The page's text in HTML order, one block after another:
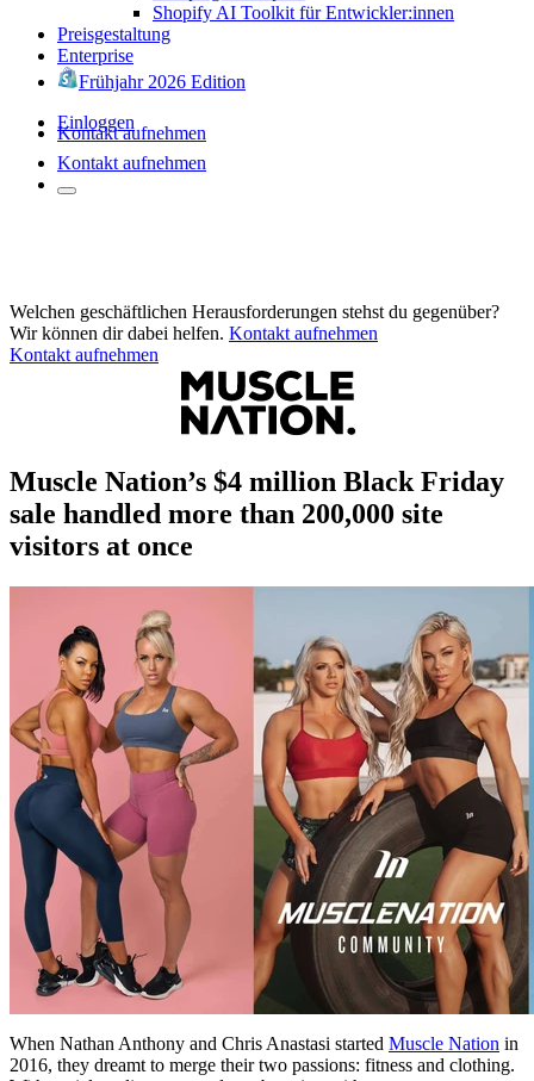
Shopify AI Toolkit für Entwickler:innen
Preisgestaltung
Enterprise
Frühjahr 2026 Edition
Einloggen
Kontakt aufnehmen
Kontakt aufnehmen
Welchen geschäftlichen Herausforderungen stehst du gegenüber?
Wir können dir dabei helfen. Kontakt aufnehmen
Kontakt aufnehmen
Muscle Nation’s $4 million Black Friday
sale handled more than 200,000 site
visitors at once
When Nathan Anthony and Chris Anastasi started Muscle Nation in
2016, they dreamt to merge their two passions: fitness and clothing.